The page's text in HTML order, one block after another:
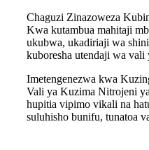
Chaguzi Zinazoweza
Kwa kutambua mahitaji
ukubwa, ukadiriaji wa
kuboresha utendaji wa
Imetengenezwa kwa
Vali ya Kuzima Nitrojeni
hupitia vipimo vikali na
suluhisho bunifu, tunatoa